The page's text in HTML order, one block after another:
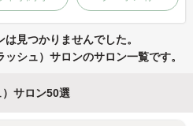
見つかりませんでした。
シュ）サロンのサロン一覧です。
サロン50選